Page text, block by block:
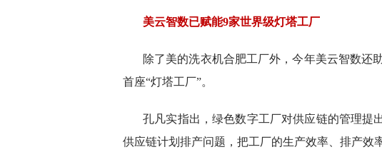
美云智数已赋能9家世界级灯塔工厂
除了美的洗衣机合肥工厂外，今年美云智数还
首座“灯塔工厂”。
孔凡实指出，绿色数字工厂对供应链的管理提
供应链计划排产问题，把工厂的生产效率、排产效